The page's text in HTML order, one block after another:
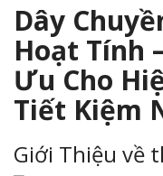
Dây
Hoạt Tính
Ưu Cho
Tiết Kiệm
Giới Thiệu về